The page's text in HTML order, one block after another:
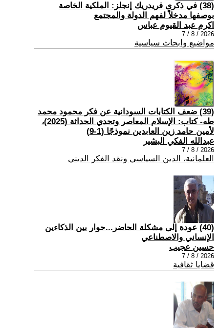
(38) في ذكرى فريدريك إنجلز: الملكية الخاصة
بوصفها مدخلاً لفهم الدولة والمجتمع
اكرم عبد القيوم عباس
2026 / 8 / 7
مواضيع وابحاث سياسية
(39) ضعف الكتابات السودانية عن فكر محمود محمد
طه- كتاب: الإسلام المعاصر وتحدي الحداثة (2025)،
لأمين حامد زين العابدين نموذجًا (1-9)
عبدالله الفكي البشير
2026 / 8 / 7
العلمانية، الدين السياسي ونقد الفكر الديني
(40) عودة إلى مشكلة الحاضر...حوار بين الذكاءين
الإنساني والاصطناعي
حسين عجيب
2026 / 8 / 7
قضايا ثقافية